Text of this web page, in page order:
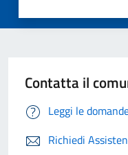
Contatta il
Leggi le
Richiedi